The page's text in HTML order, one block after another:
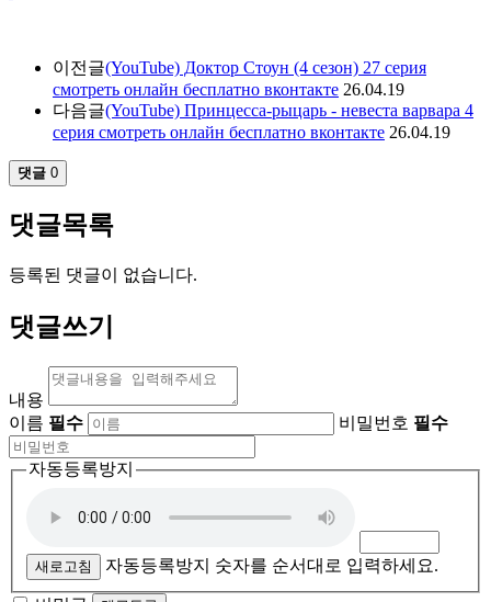
이전글(YouTube) Доктор Стоун (4 сезон) 27 серия
смотреть онлайн бесплатно вконтакте 26.04.19
다음글(YouTube) Принцесса-рыцарь - невеста варвара 4
серия смотреть онлайн бесплатно вконтакте 26.04.19
댓글 0
댓글목록
등록된 댓글이 없습니다.
댓글쓰기
내용
이름 필수 비밀번호 필수
자동등록방지
새로고침 자동등록방지 숫자를 순서대로 입력하세요.